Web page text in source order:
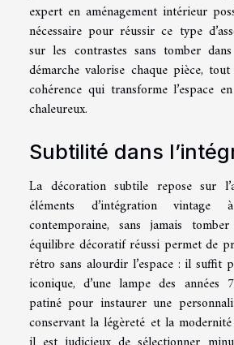
expert en aménagement intérieur
nécessaire pour réussir ce type
sur les contrastes sans tomber
démarche valorise chaque pièce,
cohérence qui transforme l’espace
chaleureux.
Subtilité dans
La décoration subtile repose sur
éléments d’intégration vintage
contemporaine, sans jamais
équilibre décoratif réussi permet de
rétro sans alourdir l’espace : il suffit
iconique, d’une lampe des
patiné pour instaurer une
conservant la légèreté et la